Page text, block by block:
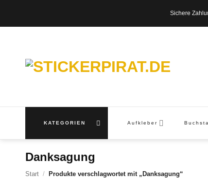
Sichere
KATEGORIEN Aufkleber
Danksagung
Start / Produkte verschlagwortet mit „Danksagung“